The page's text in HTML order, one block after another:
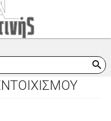
search